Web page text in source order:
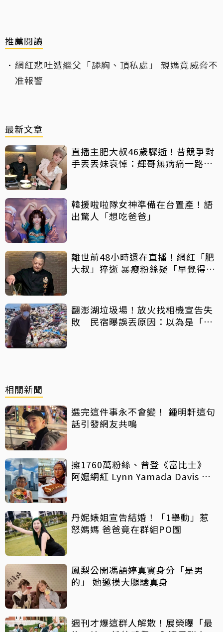
推薦閱讀
網紅悲吐遭繼父「舔胸、頂私處」 親媽竟威脅不
准報警
最新文章
直播主肥大叔46歲驟逝！昔競爭對
手丟丟妹哀悼：輝哥無病痛一路好
韓援啦啦隊女神準備在台置產！語
出驚人「想吃爸爸」
離世前48小時還在直播！網紅「肥
大叔」猝逝 暴瘦粉絲疑「早覺得不
翻澎湖垃圾場！放火找相機宣告失
敗 民宿曝誤丟原因：以為是「按
相關新聞
選完這件事永不會變！ 鍾明軒這句
話引發網友共鳴
擁1760萬粉絲、曾登《富比士》
阿嬤網紅 Lynn Yamada Davis 驚
丹妮婊姐宣告結婚！「1舉動」惹
怒媽媽 爸爸竟在群組PO圖
鳳梨公開馮語婷真實身分「是男
的」 她邀摸大腿驗真身
週刊才爆這群人解散！展榮曝「最